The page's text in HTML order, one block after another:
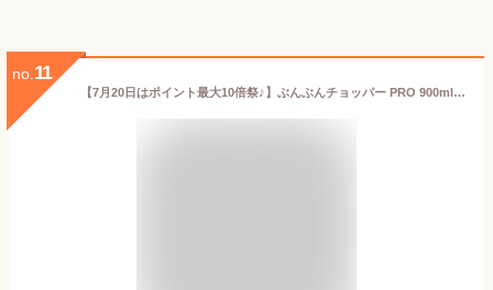
no. 11
【7月20日はポイント最大10倍祭♪】ぶんぶんチョッパー PRO 900ml みじん切り フードチョッパー 大容量 離乳食 食洗機対応 電源不要 フードプロセッサー キッチン 便利グッズ トライタン 野菜 下ごしらえ 時短調理 下ごしらえ スライサー 生クリーム 調理器具 内蓋